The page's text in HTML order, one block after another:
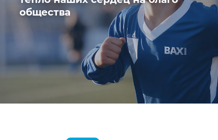
общества